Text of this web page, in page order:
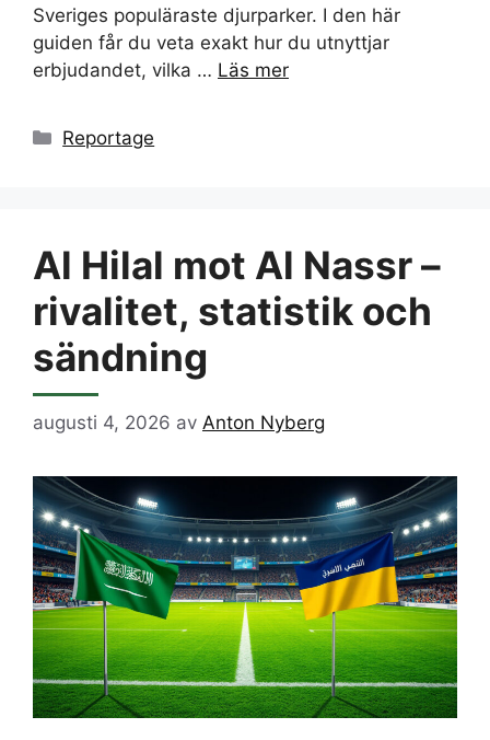
Sveriges populäraste djurparker. I den här
guiden får du veta exakt hur du utnyttjar
erbjudandet, vilka … Läs mer
Kategorier
Reportage
Al Hilal mot Al Nassr –
rivalitet, statistik och
sändning
augusti 4, 2026 av Anton Nyberg